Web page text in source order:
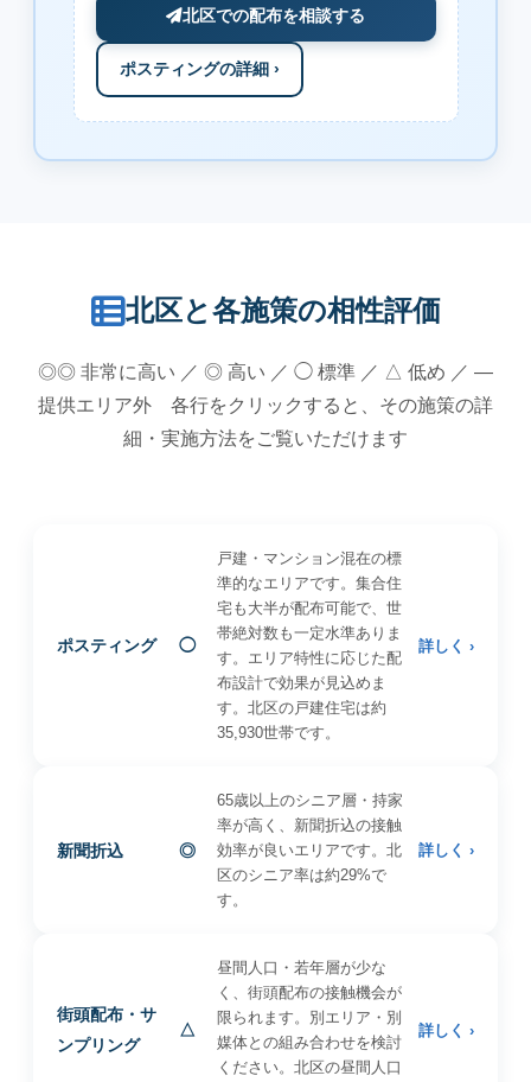
北区での配布を相談する
ポスティングの詳細 ›
北区と各施策の相性評価
◎◎ 非常に高い ／ ◎ 高い ／ ◯ 標準 ／ △ 低め ／ —
提供エリア外 各行をクリックすると、その施策の詳
細・実施方法をご覧いただけます
ポスティング ◯
戸建・マンション混在の標
準的なエリアです。集合住
宅も大半が配布可能で、世
帯絶対数も一定水準ありま
す。エリア特性に応じた配
布設計で効果が見込めま
す。北区の戸建住宅は約
35,930世帯です。
詳しく ›
新聞折込 ◎
65歳以上のシニア層・持家
率が高く、新聞折込の接触
効率が良いエリアです。北
区のシニア率は約29%で
す。
詳しく ›
街頭配布・サ
ンプリング
△
昼間人口・若年層が少な
く、街頭配布の接触機会が
限られます。別エリア・別
媒体との組み合わせを検討
ください。北区の昼間人口
詳しく ›